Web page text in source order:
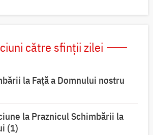
către sfinții zilei
la Faţă a Domnului nostru
la Praznicul Schimbării la
(1)